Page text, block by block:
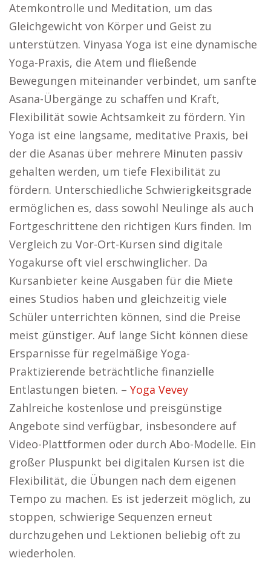
Atemkontrolle und Meditation, um das
Gleichgewicht von Körper und Geist zu
unterstützen. Vinyasa Yoga ist eine dynamische
Yoga-Praxis, die Atem und fließende
Bewegungen miteinander verbindet, um sanfte
Asana-Übergänge zu schaffen und Kraft,
Flexibilität sowie Achtsamkeit zu fördern. Yin
Yoga ist eine langsame, meditative Praxis, bei
der die Asanas über mehrere Minuten passiv
gehalten werden, um tiefe Flexibilität zu
fördern. Unterschiedliche Schwierigkeitsgrade
ermöglichen es, dass sowohl Neulinge als auch
Fortgeschrittene den richtigen Kurs finden. Im
Vergleich zu Vor-Ort-Kursen sind digitale
Yogakurse oft viel erschwinglicher. Da
Kursanbieter keine Ausgaben für die Miete
eines Studios haben und gleichzeitig viele
Schüler unterrichten können, sind die Preise
meist günstiger. Auf lange Sicht können diese
Ersparnisse für regelmäßige Yoga-
Praktizierende beträchtliche finanzielle
Entlastungen bieten. – Yoga Vevey
Zahlreiche kostenlose und preisgünstige
Angebote sind verfügbar, insbesondere auf
Video-Plattformen oder durch Abo-Modelle. Ein
großer Pluspunkt bei digitalen Kursen ist die
Flexibilität, die Übungen nach dem eigenen
Tempo zu machen. Es ist jederzeit möglich, zu
stoppen, schwierige Sequenzen erneut
durchzugehen und Lektionen beliebig oft zu
wiederholen.